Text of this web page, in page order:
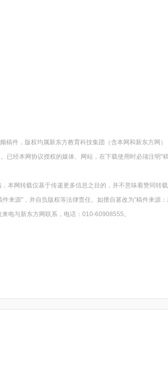
稿件，版权均属新东方教育科技集团（含本网和新东方网
已经本网协议授权的媒体、网站，在下载使用时必须注明"
本网转载仅基于传递更多信息之目的，并不意味着赞同转
来源"，并自负版权等法律责任。如擅自篡改为"稿件来源：
电与新东方网联系，电话：010-60908555。